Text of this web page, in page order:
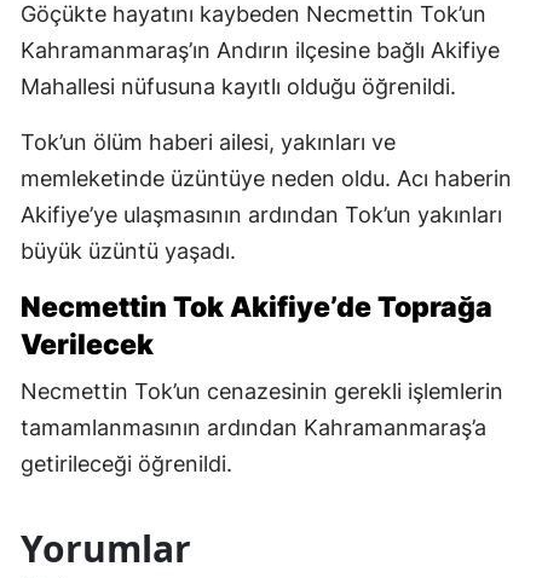
Göçükte hayatını kaybeden Necmettin Tok’un
Kahramanmaraş’ın Andırın ilçesine bağlı Akifiye
Mahallesi nüfusuna kayıtlı olduğu öğrenildi.
Tok’un ölüm haberi ailesi, yakınları ve
memleketinde üzüntüye neden oldu. Acı haberin
Akifiye’ye ulaşmasının ardından Tok’un yakınları
büyük üzüntü yaşadı.
Necmettin Tok Akifiye’de Toprağa
Verilecek
Necmettin Tok’un cenazesinin gerekli işlemlerin
tamamlanmasının ardından Kahramanmaraş’a
getirileceği öğrenildi.
Yorumlar